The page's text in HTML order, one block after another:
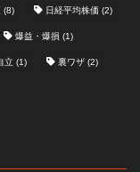
(8) 日経平均株価 (2)
爆益・爆損 (1)
立 (1) 裏ワザ (2)